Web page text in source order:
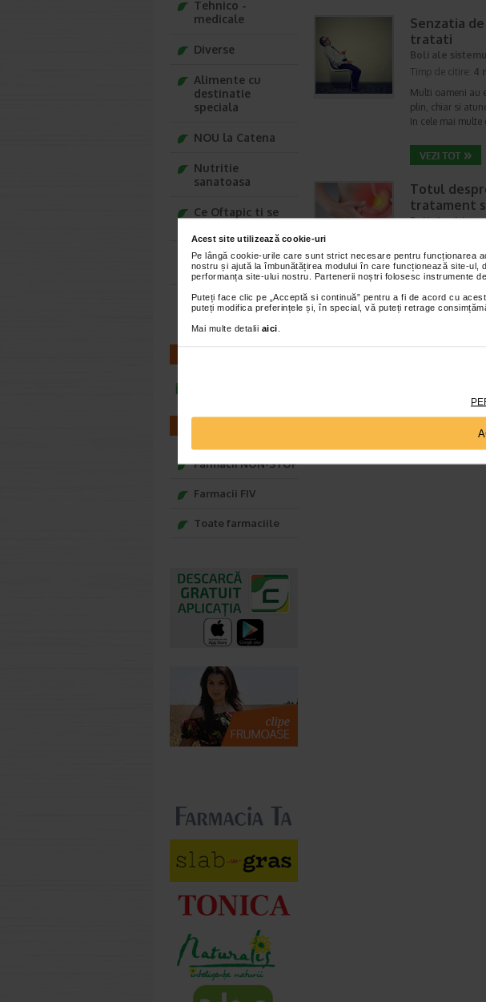
Acest site utilizează cookie-uri
Pe lângă cookie-urile care sunt strict necesare pentru funcționarea
nostru și ajută la îmbunătățirea modului în care funcționează site-
performanța site-ului nostru. Partenerii noștri folosesc instrumente
Puteți face clic pe „Acceptă si continuă” pentru a fi de acord cu
puteți modifica preferințele și, în special, vă puteți retrage
Mai multe detalii aici
Senzatia
tratati
Boli ale
Timp de citire: 4
Multi oameni au
plin, chiar si
In cele mai
Totul
tratament
Boli ale
Disconfortul
intalnite la adulti
Tehnico -
medicale
Diverse
Alimente cu
destinatie
speciala
NOU la Catena
Nutritie
sanatoasa
Ce Oftapic ti se
Adora – Adorabili
din prima clipa
Seturi cadou
Baylis&Harding
Farmacii NON-STOP
Farmacii FIV
Toate farmaciile